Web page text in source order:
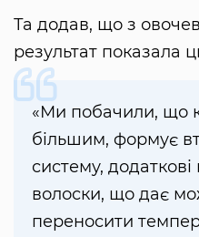
Та додав, що з
результат показала
«Ми побачили, що
більшим, формує
систему, додаткові
волоски, що дає
переносити